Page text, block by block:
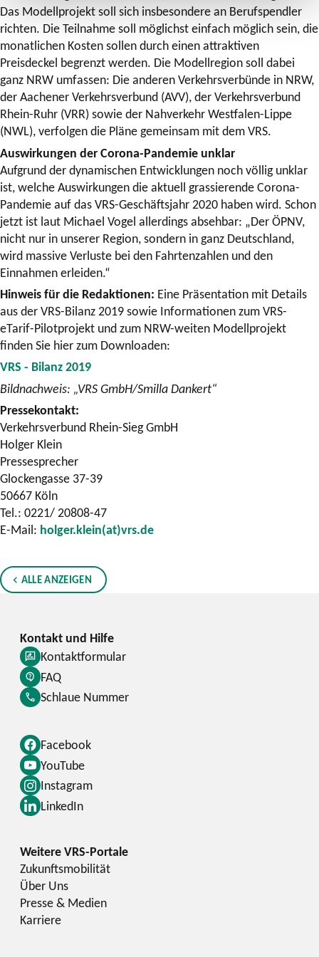
Das Modellprojekt soll sich insbesondere an Berufspendler
richten. Die Teilnahme soll möglichst einfach möglich sein, die
monatlichen Kosten sollen durch einen attraktiven
Preisdeckel begrenzt werden. Die Modellregion soll dabei
ganz NRW umfassen: Die anderen Verkehrsverbünde in NRW,
der Aachener Verkehrsverbund (AVV), der Verkehrsverbund
Rhein-Ruhr (VRR) sowie der Nahverkehr Westfalen-Lippe
(NWL), verfolgen die Pläne gemeinsam mit dem VRS.
Auswirkungen der Corona-Pandemie unklar
Aufgrund der dynamischen Entwicklungen noch völlig unklar
ist, welche Auswirkungen die aktuell grassierende Corona-
Pandemie auf das VRS-Geschäftsjahr 2020 haben wird. Schon
jetzt ist laut Michael Vogel allerdings absehbar: „Der ÖPNV,
nicht nur in unserer Region, sondern in ganz Deutschland,
wird massive Verluste bei den Fahrtenzahlen und den
Einnahmen erleiden.“
Hinweis für die Redaktionen: Eine Präsentation mit Details
aus der VRS-Bilanz 2019 sowie Informationen zum VRS-
eTarif-Pilotprojekt und zum NRW-weiten Modellprojekt
finden Sie hier zum Downloaden:
VRS - Bilanz 2019
Bildnachweis: „VRS GmbH/Smilla Dankert“
Pressekontakt:
Verkehrsverbund Rhein-Sieg GmbH
Holger Klein
Pressesprecher
Glockengasse 37-39
50667 Köln
Tel.: 0221/ 20808-47
E-Mail: holger.klein(at)vrs.de
ALLE ANZEIGEN
Facebook
YouTube
Instagram
LinkedIn
Kontaktformular
FAQ
Schlaue Nummer
Zukunftsmobilität
Über Uns
Presse & Medien
Karriere